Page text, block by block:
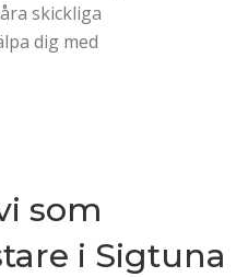
skickliga
dig med
som
i Sigtuna